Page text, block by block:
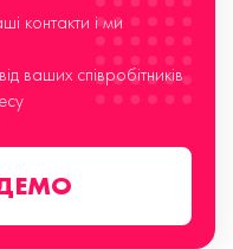
контакти і ми
ваших співробітників